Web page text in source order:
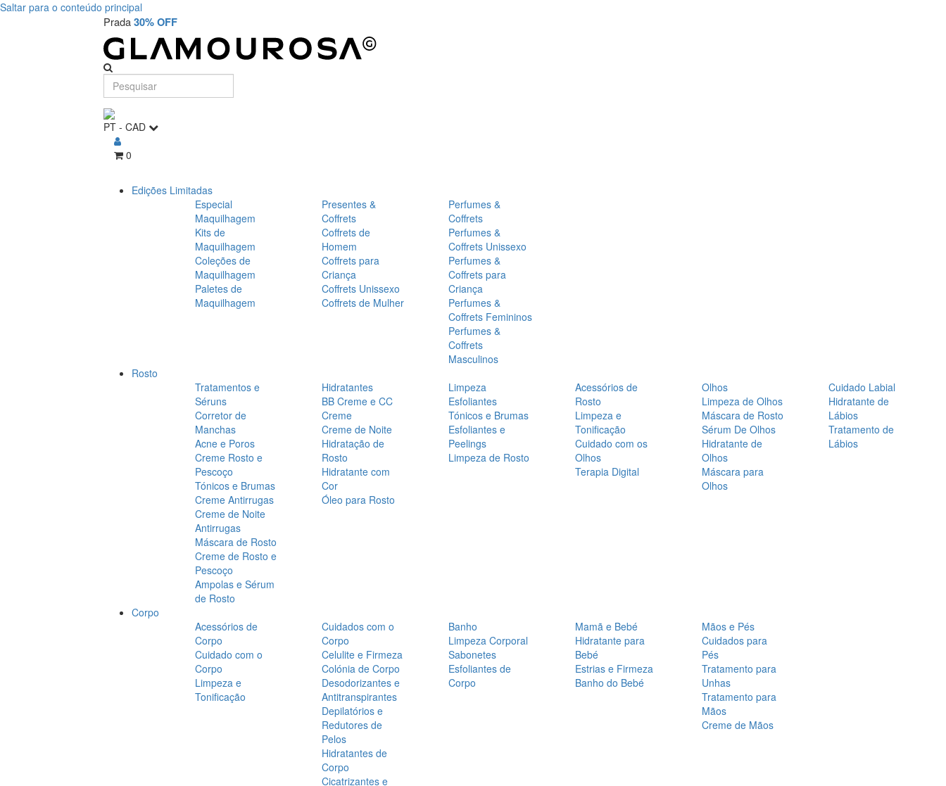
Saltar para o conteúdo principal
Prada30% OFF
PT - CAD
0
Edições Limitadas
Especial
Maquilhagem
Kits de
Maquilhagem
Coleções de
Maquilhagem
Paletes de
Maquilhagem
Presentes &
Coffrets
Coffrets de
Homem
Coffrets para
Criança
Coffrets Unissexo
Coffrets de Mulher
Perfumes &
Coffrets
Perfumes &
Coffrets Unissexo
Perfumes &
Coffrets para
Criança
Perfumes &
Coffrets Femininos
Perfumes &
Coffrets
Masculinos
Rosto
Tratamentos e
Séruns
Corretor de
Manchas
Acne e Poros
Creme Rosto e
Pescoço
Tónicos e Brumas
Creme Antirrugas
Creme de Noite
Antirrugas
Máscara de Rosto
Creme de Rosto e
Pescoço
Ampolas e Sérum
de Rosto
Hidratantes
BB Creme e CC
Creme
Creme de Noite
Hidratação de
Rosto
Hidratante com
Cor
Óleo para Rosto
Limpeza
Esfoliantes
Tónicos e Brumas
Esfoliantes e
Peelings
Limpeza de Rosto
Acessórios de
Rosto
Limpeza e
Tonificação
Cuidado com os
Olhos
Terapia Digital
Olhos
Limpeza de Olhos
Máscara de Rosto
Sérum De Olhos
Hidratante de
Olhos
Máscara para
Olhos
Cuidado Labial
Hidratante de
Lábios
Tratamento de
Lábios
Corpo
Acessórios de
Corpo
Cuidado com o
Corpo
Limpeza e
Tonificação
Cuidados com o
Corpo
Celulite e Firmeza
Colónia de Corpo
Desodorizantes e
Antitranspirantes
Depilatórios e
Redutores de
Pelos
Hidratantes de
Corpo
Cicatrizantes e
Banho
Limpeza Corporal
Sabonetes
Esfoliantes de
Corpo
Mamã e Bebé
Hidratante para
Bebé
Estrias e Firmeza
Banho do Bebé
Mãos e Pés
Cuidados para
Pés
Tratamento para
Unhas
Tratamento para
Mãos
Creme de Mãos